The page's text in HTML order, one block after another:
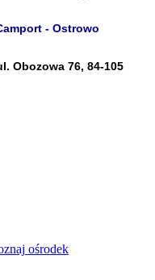
- Ostrowo
Obozowa 76, 84-105
ośrodek